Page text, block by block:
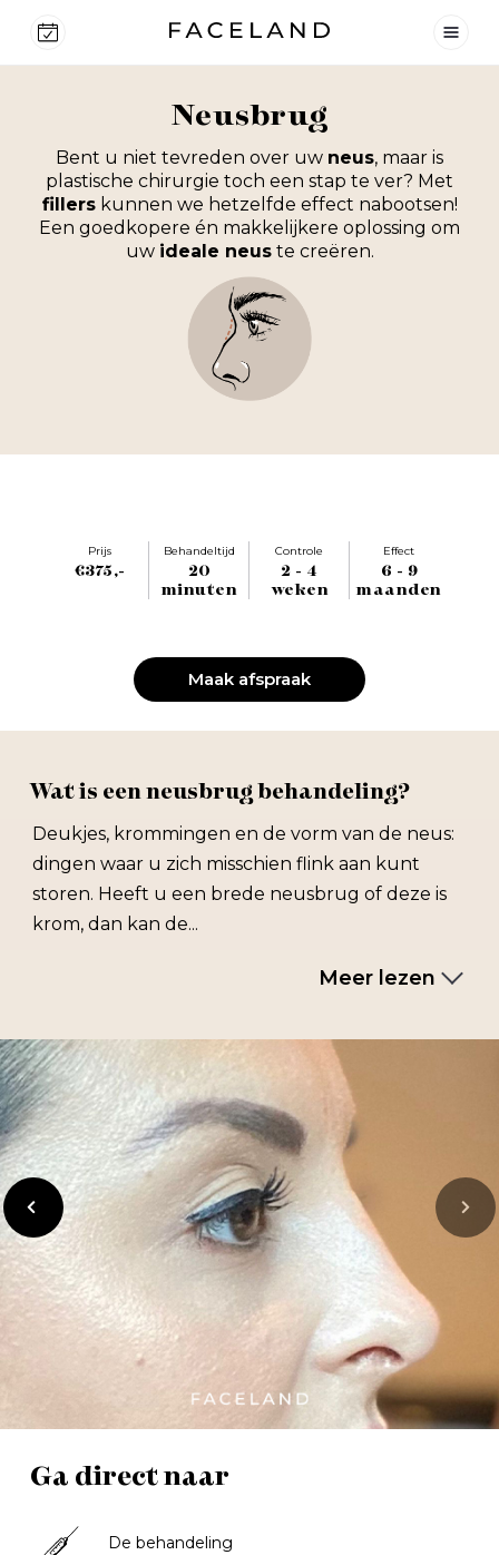
Neusbrug
Bent u niet tevreden over uw neus, maar is
plastische chirurgie toch een stap te ver? Met
fillerskunnen we hetzelfde effect nabootsen!
Een goedkopere én makkelijkere oplossing om
uw ideale neuste creëren.
Prijs
€375,-
Behandeltijd
20
minuten
Controle
2 - 4
weken
Effect
6 - 9
maanden
Maak afspraak
Wat is een neusbrug behandeling?
Deukjes, krommingen en de vorm van de neus:
dingen waar u zich misschien flink aan kunt
storen. Heeft u een brede neusbrug of deze is
krom, dan kan de...
Meer lezen
Vorige
Ga direct naar
De behandeling